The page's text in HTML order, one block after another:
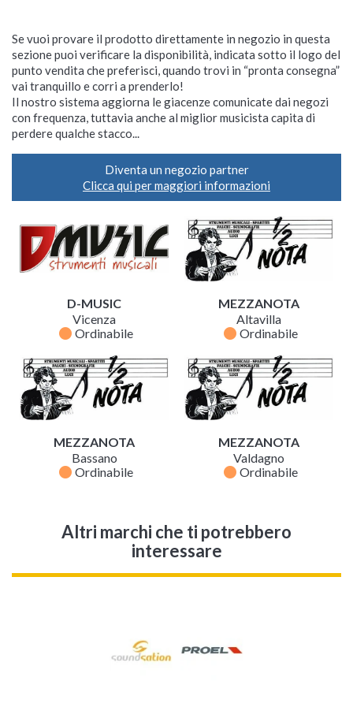
Se vuoi provare il prodotto direttamente in negozio in questa
sezione puoi verificare la disponibilità, indicata sotto il logo del
punto vendita che preferisci, quando trovi in “pronta consegna”
vai tranquillo e corri a prenderlo!
Il nostro sistema aggiorna le giacenze comunicate dai negozi
con frequenza, tuttavia anche al miglior musicista capita di
perdere qualche stacco...
Diventa un negozio partner
Clicca qui per maggiori informazioni
D-MUSIC
Vicenza
fiber_manual_record Ordinabile
MEZZANOTA
Altavilla
fiber_manual_record Ordinabile
MEZZANOTA
Bassano
fiber_manual_record Ordinabile
MEZZANOTA
Valdagno
fiber_manual_record Ordinabile
Altri marchi che ti potrebbero
interessare